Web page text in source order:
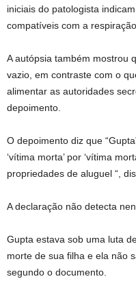
iniciais do patologista
compatíveis com a
A autópsia também mostrou
vazio, em contraste com o
alimentar as autoridades
depoimento.
O depoimento diz que
‘vítima morta’ por ‘vítima
propriedades de aluguel “,
A declaração não detecta
Gupta estava sob uma luta
morte de sua filha e ela não
segundo o documento.